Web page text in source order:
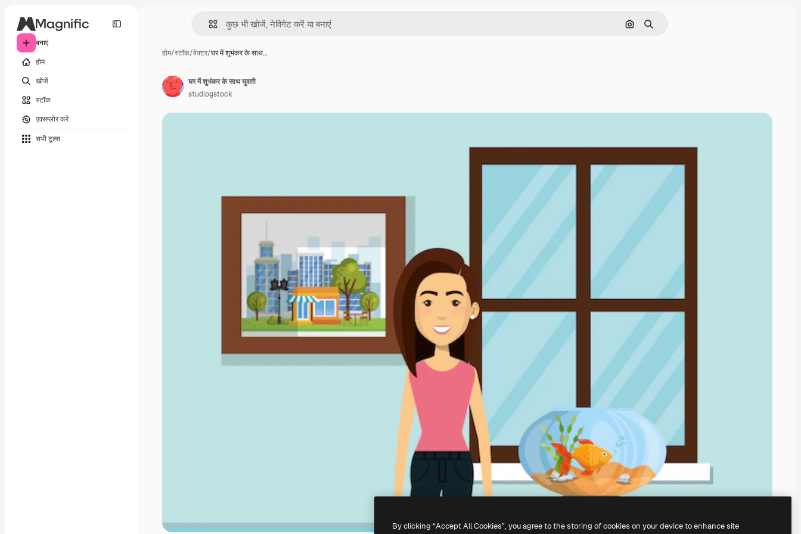
बनाएं
होम
खोजें
स्टॉक
एक्सप्लोर करें
सभी टूल्‍स
इमेज से खोजें
खोजें
होम/स्टॉक/वेक्टर/घर में शुभंकर के साथ…
घर में शुभंकर के साथ युवती
studiogstock
By clicking “Accept All Cookies”, you agree to the storing of cookies on your device to enhance site